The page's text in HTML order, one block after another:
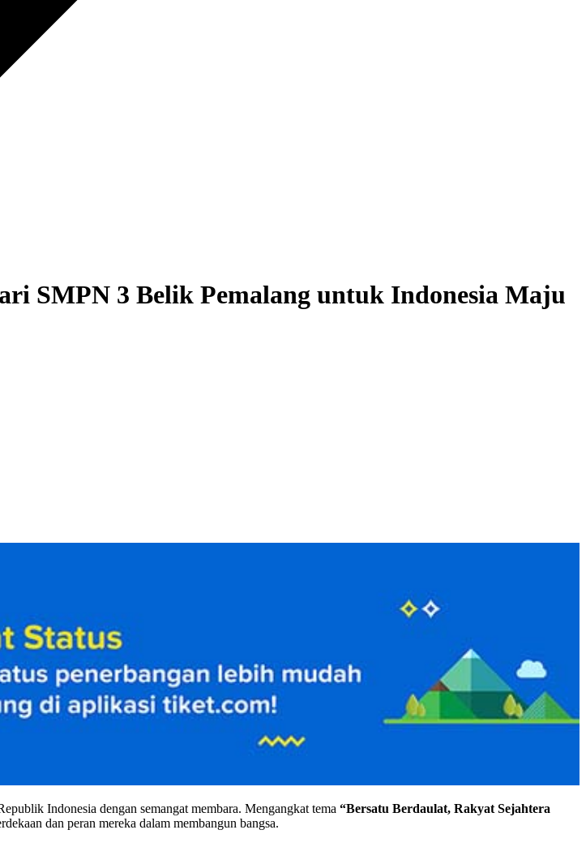
SMPN 3 Belik Pemalang untuk Indonesia Maju
Indonesia dengan semangat membara. Mengangkat tema “Bersatu Berdaulat, Rakyat Sejahtera
dan peran mereka dalam membangun bangsa.